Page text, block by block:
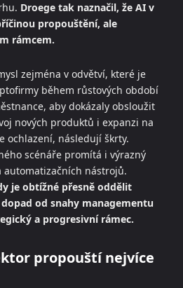
Droege tak naznačil, že AI v
propouštění, ale
rámcem.
zejména v odvětví, které je
během růstových období
aby dokázaly obsloužit
nových produktů i expanzi na
ochlazení, následují škrty.
scénáře promítá i výrazný
nástrojů.
je obtížné přesně oddělit
od snahy managementu
a progresivní rámec.
propouští nejvíce